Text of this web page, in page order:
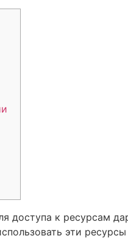
доступа к ресурсам
эти